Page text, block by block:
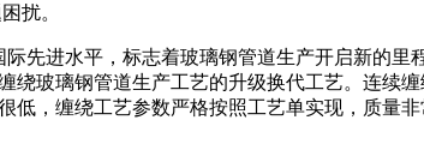
扰。
先进水平，标志着玻璃钢管道生产开启新的里
玻璃钢管道生产工艺的升级换代工艺。连续
，缠绕工艺参数严格按照工艺单实现，质量